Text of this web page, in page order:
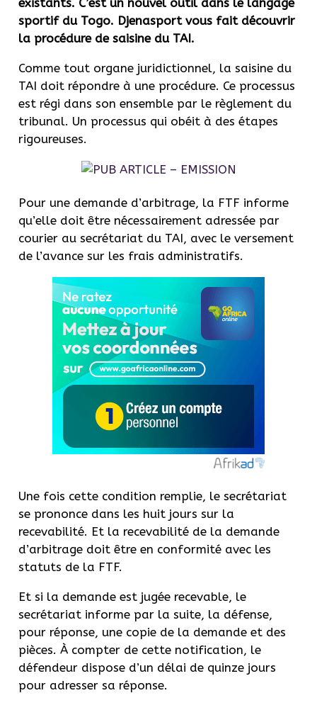
sportif du Togo. Djenasport vous fait découvrir
la procédure de saisine du TAI.
Comme tout organe juridictionnel, la saisine du
TAI doit répondre à une procédure. Ce processus
est régi dans son ensemble par le règlement du
tribunal. Un processus qui obéit à des étapes
rigoureuses.
Pour une demande d’arbitrage, la FTF informe
qu’elle doit être nécessairement adressée par
courier au secrétariat du TAI, avec le versement
de l’avance sur les frais administratifs.
Une fois cette condition remplie, le secrétariat
se prononce dans les huit jours sur la
recevabilité. Et la recevabilité de la demande
d’arbitrage doit être en conformité avec les
statuts de la FTF.
Et si la demande est jugée recevable, le
secrétariat informe par la suite, la défense,
pour réponse, une copie de la demande et des
pièces. À compter de cette notification, le
défendeur dispose d’un délai de quinze jours
pour adresser sa réponse.